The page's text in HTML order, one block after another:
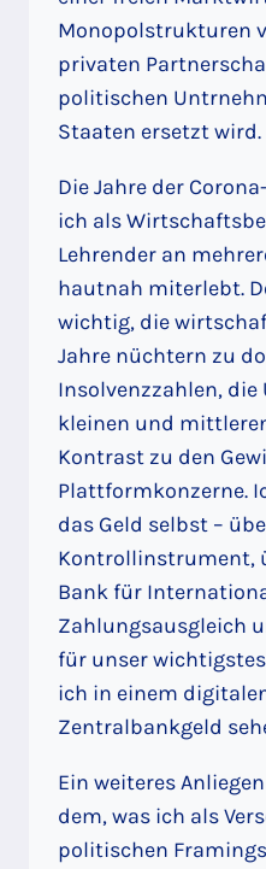
Monopolstrukturen
privaten
politischen
Staaten ersetzt wird.
Die Jahre der
ich als
Lehrender an
hautnah miterlebt.
wichtig, die
Jahre nüchtern zu
Insolvenzzahlen,
kleinen und
Kontrast zu den
Plattformkonzerne.
das Geld selbst –
Kontrollinstrument,
Bank für
Zahlungsausgleich
für unser
ich in einem
Zentralbankgeld
Ein weiteres
dem, was ich als
politischen